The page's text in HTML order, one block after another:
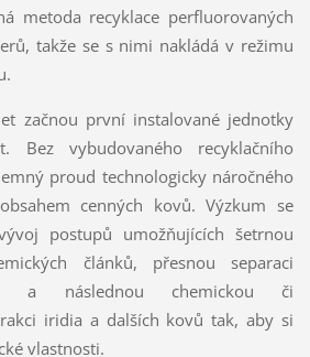
metoda recyklace perfluorovaných
takže se s nimi nakládá v režimu
začnou první instalované jednotky
Bez vybudovaného recyklačního
proud technologicky náročného
cenných kovů. Výzkum se
postupů umožňujících šetrnou
článků, přesnou separaci
a následnou chemickou či
iridia a dalších kovů tak, aby si
vlastnosti.